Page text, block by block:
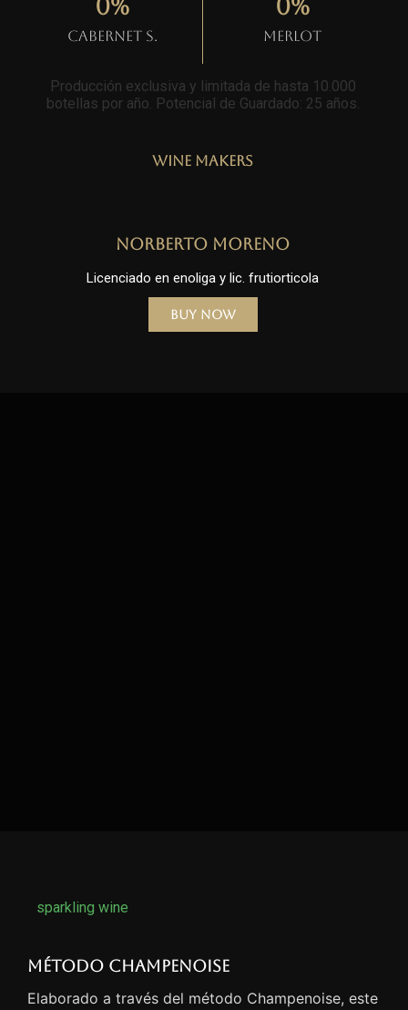
Cabernet S. Merlot
Producción exclusiva y limitada de hasta 10.000
botellas por año. Potencial de Guardado: 25 años
Wine Makers
Norberto Moreno
Licenciado en enoliga y lic. frutiorticola
Buy Now
sparkling wine
Método Champenoise
Elaborado a través del método Champenoise, este